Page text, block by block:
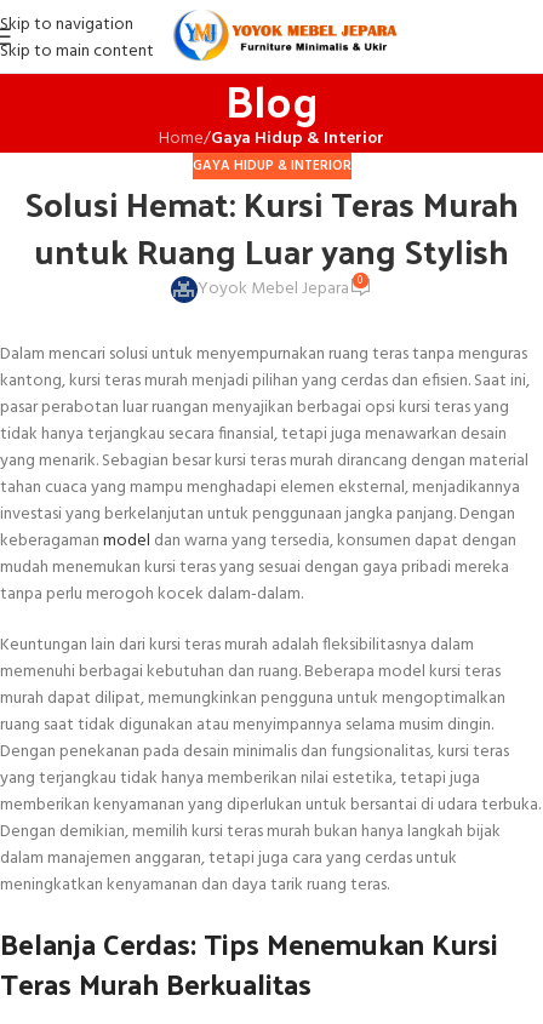
Skip to navigation
Skip to main content
Blog
Home/Gaya Hidup & Interior
GAYA HIDUP & INTERIOR
Solusi Hemat: Kursi Teras Murah
untuk Ruang Luar yang Stylish
Yoyok Mebel Jepara 0
Dalam mencari solusi untuk menyempurnakan ruang teras tanpa menguras
kantong, kursi teras murah menjadi pilihan yang cerdas dan efisien. Saat ini,
pasar perabotan luar ruangan menyajikan berbagai opsi kursi teras yang
tidak hanya terjangkau secara finansial, tetapi juga menawarkan desain
yang menarik. Sebagian besar kursi teras murah dirancang dengan material
tahan cuaca yang mampu menghadapi elemen eksternal, menjadikannya
investasi yang berkelanjutan untuk penggunaan jangka panjang. Dengan
keberagamanmodel dan warna yang tersedia, konsumen dapat dengan
mudah menemukan kursi teras yang sesuai dengan gaya pribadi mereka
tanpa perlu merogoh kocek dalam-dalam.
Keuntungan lain dari kursi teras murah adalah fleksibilitasnya dalam
memenuhi berbagai kebutuhan dan ruang. Beberapa model kursi teras
murah dapat dilipat, memungkinkan pengguna untuk mengoptimalkan
ruang saat tidak digunakan atau menyimpannya selama musim dingin.
Dengan penekanan pada desain minimalis dan fungsionalitas, kursi teras
yang terjangkau tidak hanya memberikan nilai estetika, tetapi juga
memberikan kenyamanan yang diperlukan untuk bersantai di udara terbuka.
Dengan demikian, memilih kursi teras murah bukan hanya langkah bijak
dalam manajemen anggaran, tetapi juga cara yang cerdas untuk
meningkatkan kenyamanan dan daya tarik ruang teras.
Belanja Cerdas: Tips Menemukan Kursi
Teras Murah Berkualitas